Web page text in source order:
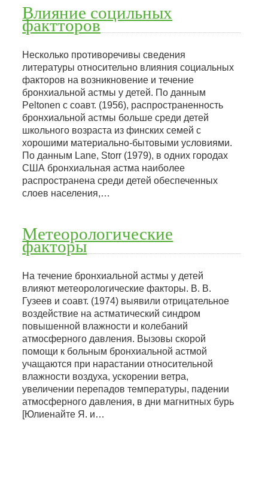
Влияние социльных
фактторов
Несколько противоречивы сведения
литературы относительно влияния социальных
факторов на возникновение и течение
бронхиальной астмы у детей. По данным
Peltonen с соавт. (1956), распространенность
бронхиальной астмы больше среди детей
школьного возраста из финских семей с
хорошими материально-бытовыми условиями.
По данным Lane, Storr (1979), в одних городах
США бронхиальная астма наиболее
распространена среди детей обеспеченных
слоев населения,…
Метеорологические
факторы
На течение бронхиальной астмы у детей
влияют метеорологические факторы. В. В.
Гузеев и соавт. (1974) выявили отрицательное
воздействие на астматический синдром
повышенной влажности и колебаний
атмосферного давления. Вызовы скорой
помощи к больным бронхиальной астмой
учащаются при нарастании относительной
влажности воздуха, ускорении ветра,
увеличении перепадов температуры, падении
атмосферного давления, в дни магнитных бурь
[Юлиенайте Я. и…